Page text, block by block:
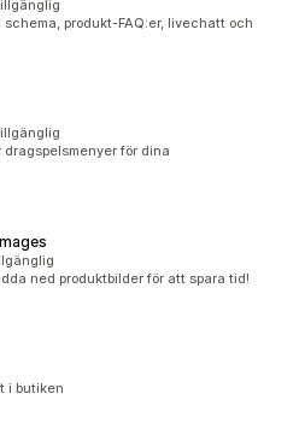
schema, produkt-FAQ:er, livechatt och
för dina
ned produktbilder för att spara tid!
i butiken